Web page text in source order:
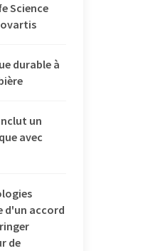
Science
durable à
un
avec
d'un accord
de